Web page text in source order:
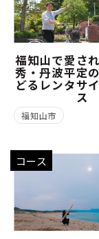
福知山で愛さ
秀・丹波平定
どるレンタサ
ス
福知山市
コース